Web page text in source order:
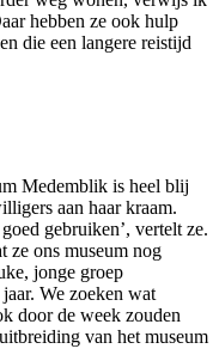
hebben ze ook hulp
die een langere reistijd
Medemblik is heel blij
aan haar kraam.
gebruiken’, vertelt ze.
ze ons museum nog
jonge groep
We zoeken wat
door de week zouden
van het museum